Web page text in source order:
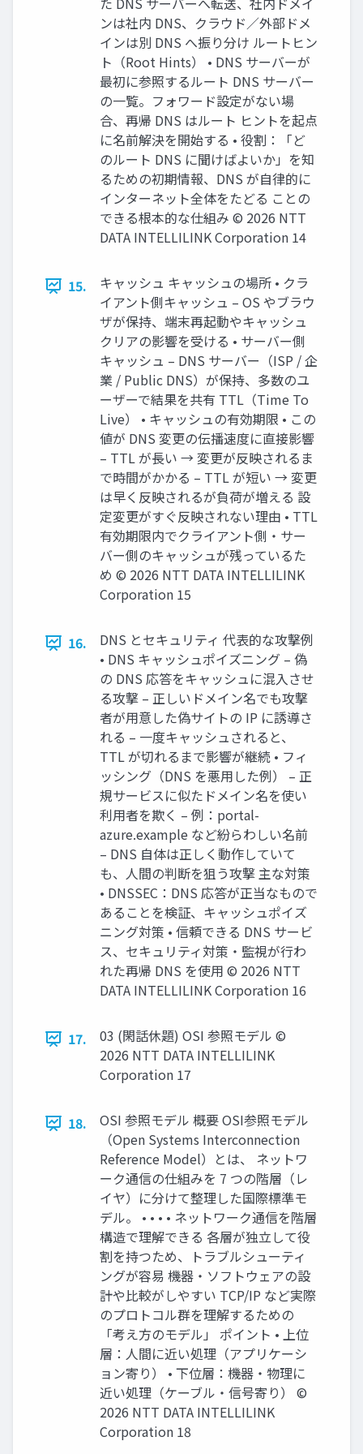
ンは社内 DNS、クラウド／外部ドメ
インは別 DNS へ振り分け ルートヒン
ト（Root Hints） • DNS サーバーが
最初に参照するルート DNS サーバー
の一覧。フォワード設定がない場
合、再帰 DNS はルート ヒントを起点
に名前解決を開始する • 役割：「ど
のルート DNS に聞けばよいか」を知
るための初期情報、DNS が自律的に
インターネット全体をたどる ことの
できる根本的な仕組み © 2026 NTT
DATA INTELLILINK Corporation 14
15.
キャッシュ キャッシュの場所 • クラ
イアント側キャッシュ – OS やブラウ
ザが保持、端末再起動やキャッシュ
クリアの影響を受ける • サーバー側
キャッシュ – DNS サーバー（ISP / 企
業 / Public DNS）が保持、多数のユ
ーザーで結果を共有 TTL（Time To
Live） • キャッシュの有効期限 • この
値が DNS 変更の伝播速度に直接影響
– TTL が長い → 変更が反映されるま
で時間がかかる – TTL が短い → 変更
は早く反映されるが負荷が増える 設
定変更がすぐ反映されない理由 • TTL
有効期限内でクライアント側・サー
バー側のキャッシュが残っているた
め © 2026 NTT DATA INTELLILINK
Corporation 15
16.
DNS とセキュリティ 代表的な攻撃例
• DNS キャッシュポイズニング – 偽
の DNS 応答をキャッシュに混入させ
る攻撃 – 正しいドメイン名でも攻撃
者が用意した偽サイトの IP に誘導さ
れる – 一度キャッシュされると、
TTL が切れるまで影響が継続 • フィ
ッシング（DNS を悪用した例） – 正
規サービスに似たドメイン名を使い
利用者を欺く – 例：portal-
azure.example など紛らわしい名前
– DNS 自体は正しく動作していて
も、人間の判断を狙う攻撃 主な対策
• DNSSEC：DNS 応答が正当なもので
あることを検証、キャッシュポイズ
ニング対策 • 信頼できる DNS サービ
ス、セキュリティ対策・監視が行わ
れた再帰 DNS を使用 © 2026 NTT
DATA INTELLILINK Corporation 16
17.
03 (閑話休題) OSI 参照モデル ©
2026 NTT DATA INTELLILINK
Corporation 17
18.
OSI 参照モデル 概要 OSI参照モデル
（Open Systems Interconnection
Reference Model）とは、 ネットワ
ーク通信の仕組みを 7 つの階層（レ
イヤ）に分けて整理した国際標準モ
デル。 • • • • ネットワーク通信を階層
構造で理解できる 各層が独立して役
割を持つため、トラブルシューティ
ングが容易 機器・ソフトウェアの設
計や比較がしやすい TCP/IP など実際
のプロトコル群を理解するための
「考え方のモデル」 ポイント • 上位
層：人間に近い処理（アプリケーシ
ョン寄り） • 下位層：機器・物理に
近い処理（ケーブル・信号寄り） ©
2026 NTT DATA INTELLILINK
Corporation 18